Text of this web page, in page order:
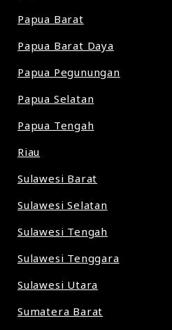
Papua Barat
Papua Barat Daya
Papua Pegunungan
Papua Selatan
Papua Tengah
Riau
Sulawesi Barat
Sulawesi Selatan
Sulawesi Tengah
Sulawesi Tenggara
Sulawesi Utara
Sumatera Barat